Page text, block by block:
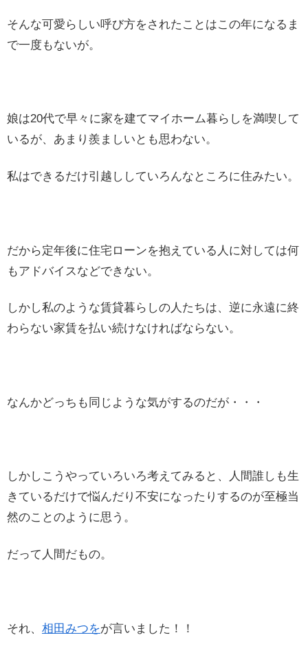
そんな可愛らしい呼び方をされたことはこの年になるま
で一度もないが。
娘は20代で早々に家を建てマイホーム暮らしを満喫して
いるが、あまり羨ましいとも思わない。
私はできるだけ引越ししていろんなところに住みたい。
だから定年後に住宅ローンを抱えている人に対しては何
もアドバイスなどできない。
しかし私のような賃貸暮らしの人たちは、逆に永遠に終
わらない家賃を払い続けなければならない。
なんかどっちも同じような気がするのだが・・・
しかしこうやっていろいろ考えてみると、人間誰しも生
きているだけで悩んだり不安になったりするのが至極当
然のことのように思う。
だって人間だもの。
それ、 相田みつをが言いました！！